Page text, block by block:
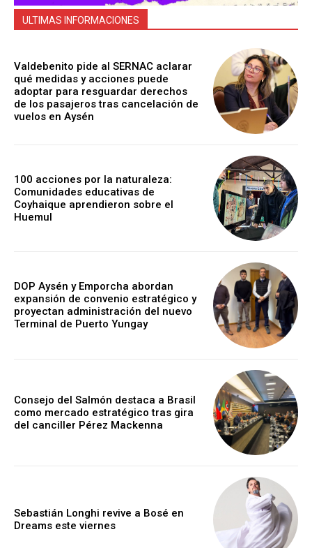
ULTIMAS INFORMACIONES
Valdebenito pide al SERNAC aclarar
qué medidas y acciones puede
adoptar para resguardar derechos
de los pasajeros tras cancelación de
vuelos en Aysén
100 acciones por la naturaleza:
Comunidades educativas de
Coyhaique aprendieron sobre el
Huemul
DOP Aysén y Emporcha abordan
expansión de convenio estratégico y
proyectan administración del nuevo
Terminal de Puerto Yungay
Consejo del Salmón destaca a Brasil
como mercado estratégico tras gira
del canciller Pérez Mackenna
Sebastián Longhi revive a Bosé en
Dreams este viernes